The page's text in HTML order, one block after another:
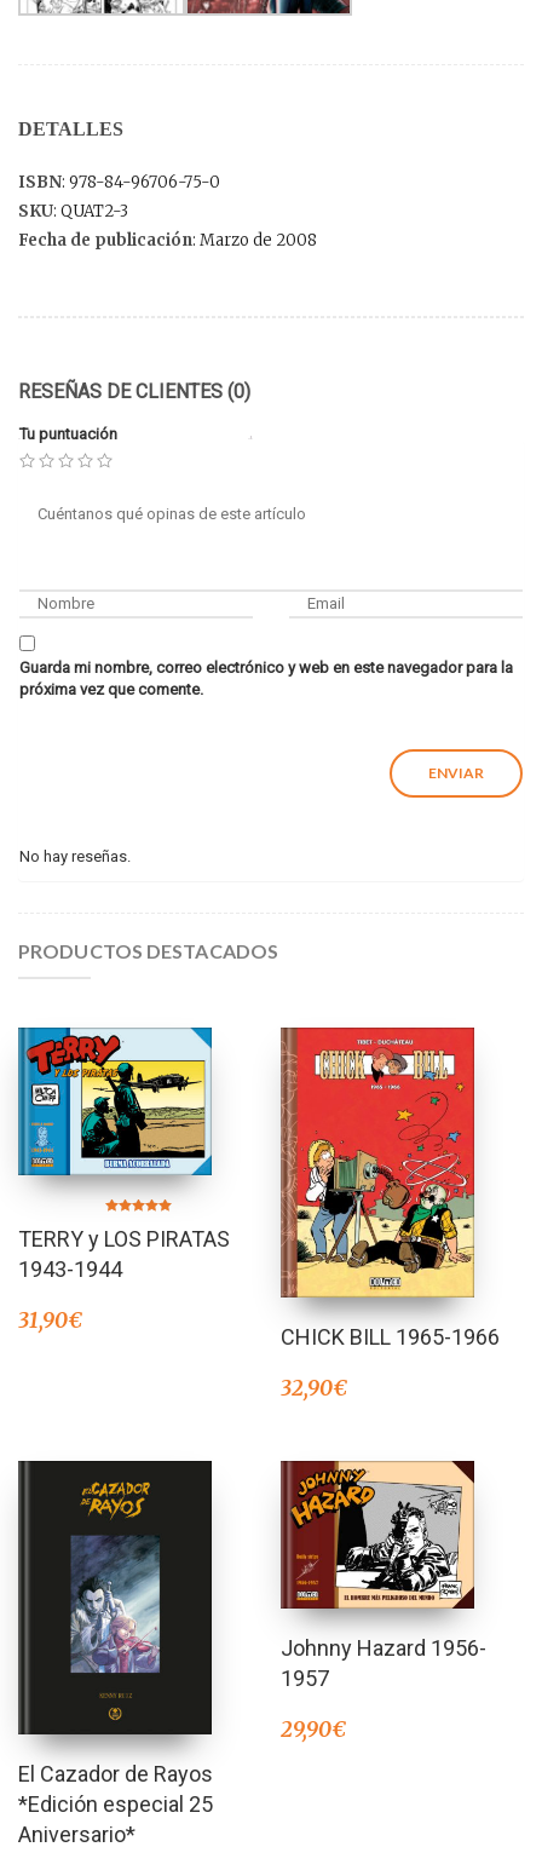
DETALLES
ISBN: 978-84-96706-75-0
SKU: QUAT2-3
Fecha de publicación: Marzo de 2008
RESEÑAS DE CLIENTES (0)
Tu puntuación
Guarda mi nombre, correo electrónico y web en este navegador para la
próxima vez que comente.
No hay reseñas.
PRODUCTOS DESTACADOS
5.00
de 5
TERRY y LOS PIRATAS
1943-1944
31,90€
CHICK BILL 1965-1966
32,90€
El Cazador de Rayos
*Edición especial 25
Aniversario*
Johnny Hazard 1956-
1957
29,90€